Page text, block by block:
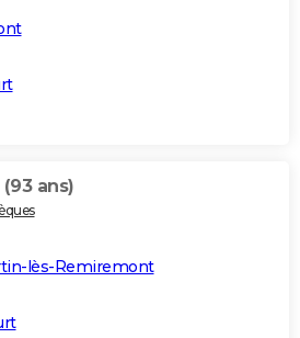
(93 ans)
lès-Remiremont